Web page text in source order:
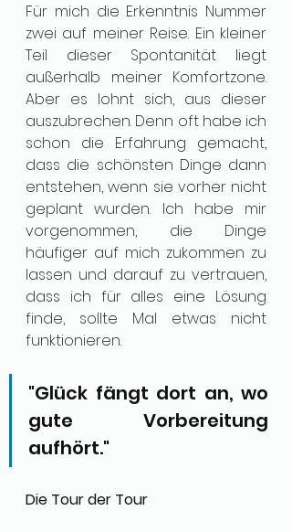
Für mich die Erkenntnis Nummer
zwei auf meiner Reise. Ein kleiner
Teil dieser Spontanität liegt
außerhalb meiner Komfortzone.
Aber es lohnt sich, aus dieser
auszubrechen. Denn oft habe ich
schon die Erfahrung gemacht,
dass die schönsten Dinge dann
entstehen, wenn sie vorher nicht
geplant wurden. Ich habe mir
vorgenommen, die Dinge
häufiger auf mich zukommen zu
lassen und darauf zu vertrauen,
dass ich für alles eine Lösung
finde, sollte Mal etwas nicht
funktionieren.
"Glück fängt dort an, wo
gute Vorbereitung
aufhört."
Die Tour der Tour